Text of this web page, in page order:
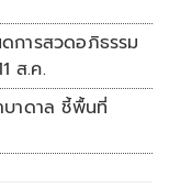
การสวดอภิธรรม
ส.ค.
าดาล ชี้พื้นที่